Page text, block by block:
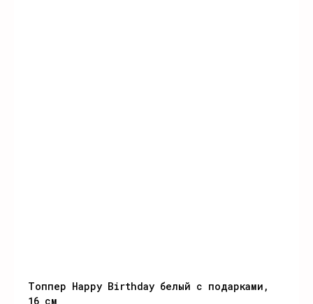
Топпер Happy Birthday белый с подарками,
16 см